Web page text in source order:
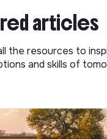
articles
the resources to
and skills of